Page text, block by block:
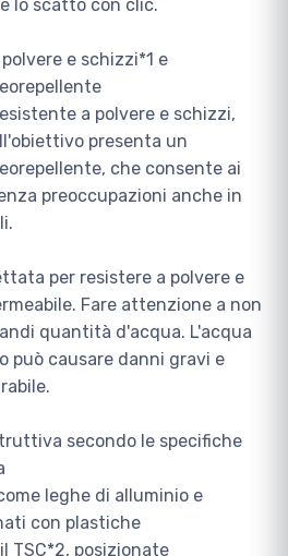
lo scatto con clic.
e schizzi*1 e
a polvere e schizzi,
presenta un
che consente ai
preoccupazioni anche in
per resistere a polvere e
Fare attenzione a non
quantità d'acqua. L'acqua
può causare danni gravi e
secondo le specifiche
leghe di alluminio e
con plastiche
TSC*2, posizionate